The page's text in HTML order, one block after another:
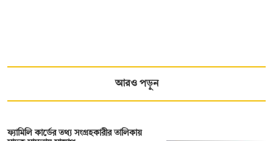
আরও পড়ুন
ফ্যামিলি কার্ডের তথ্য সংগ্রহকারীর তালিকায়